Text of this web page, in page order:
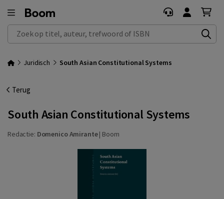
Zoek op titel, auteur, trefwoord of ISBN
Juridisch South Asian Constitutional Systems
Terug
South Asian Constitutional Systems
Redactie: Domenico Amirante| Boom